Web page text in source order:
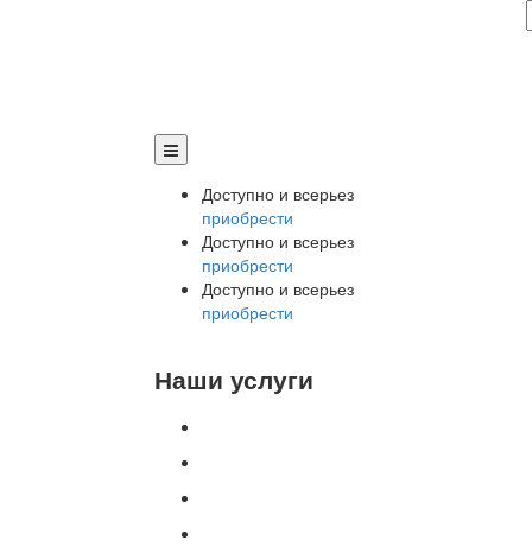
Доступно и всерьез
приобрести
Доступно и всерьез
приобрести
Доступно и всерьез
приобрести
Наши услуги